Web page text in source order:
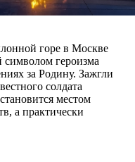
горе в Москве
героизма
за Родину. Зажгли
солдата
местом
а практически